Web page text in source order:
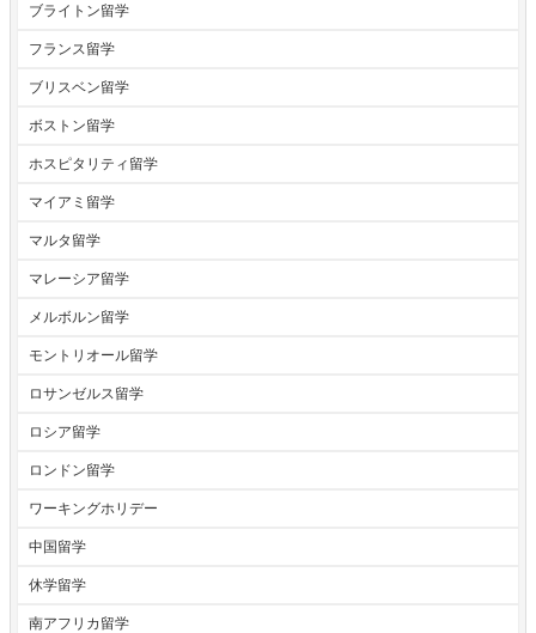
ブライトン留学
フランス留学
ブリスベン留学
ボストン留学
ホスピタリティ留学
マイアミ留学
マルタ留学
マレーシア留学
メルボルン留学
モントリオール留学
ロサンゼルス留学
ロシア留学
ロンドン留学
ワーキングホリデー
中国留学
休学留学
南アフリカ留学